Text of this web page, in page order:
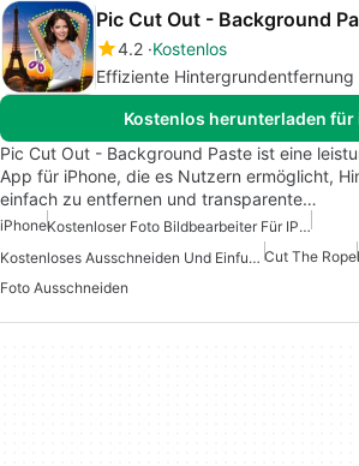
Pic Cut Out - Background
4.2 Kostenlos
Effiziente
Kostenlos herunterladen für
Pic Cut Out - Background Paste ist eine
App für iPhone, die es Nutzern ermöglicht,
einfach zu entfernen und transparente…
iPhone
Kostenloser Foto Bildbearbeiter Für IPhone
Kostenloses Ausschneiden Und Einfuegen Cut The Rope
Foto Ausschneiden